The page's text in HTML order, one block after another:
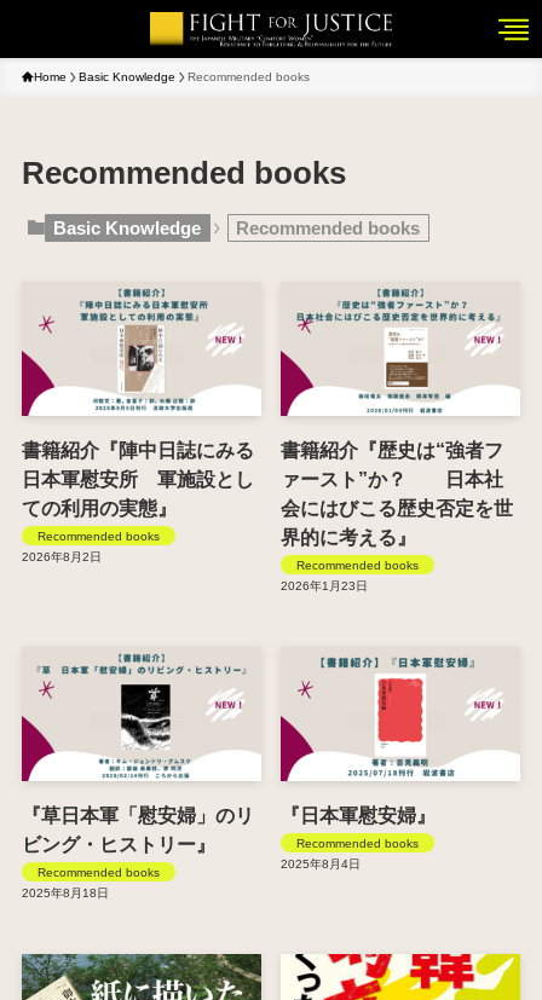
Home Basic Knowledge Recommended books
Recommended books
Basic Knowledge Recommended books
書籍紹介『陣中日誌にみる
日本軍慰安所 軍施設とし
ての利用の実態』
2026年8月2日
Recommended books
書籍紹介『歴史は“強者フ
ァースト”か？ 日本社
会にはびこる歴史否定を世
界的に考える』
2026年1月23日
Recommended books
『草日本軍「慰安婦」のリ
ビング・ヒストリー』
2025年8月18日
Recommended books
『日本軍慰安婦』
2025年8月4日
Recommended books